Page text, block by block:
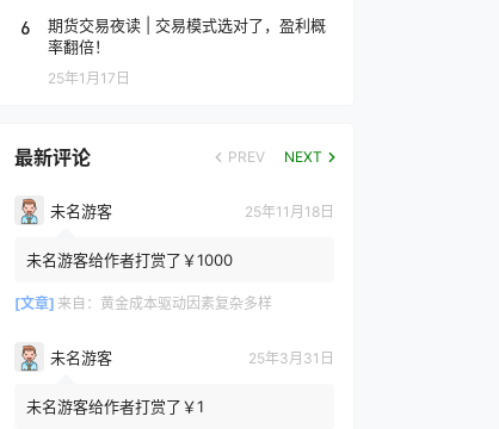
6
期货交易夜读 | 交易模式选对了，盈利概
率翻倍！
25年1月17日
最新评论 PREV NEXT
未名游客 25年11月18日
未名游客给作者打赏了￥1000
[文章] 来自： 黄金成本驱动因素复杂多样
未名游客 25年3月31日
未名游客给作者打赏了￥1